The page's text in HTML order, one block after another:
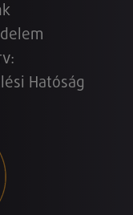
Hatóság